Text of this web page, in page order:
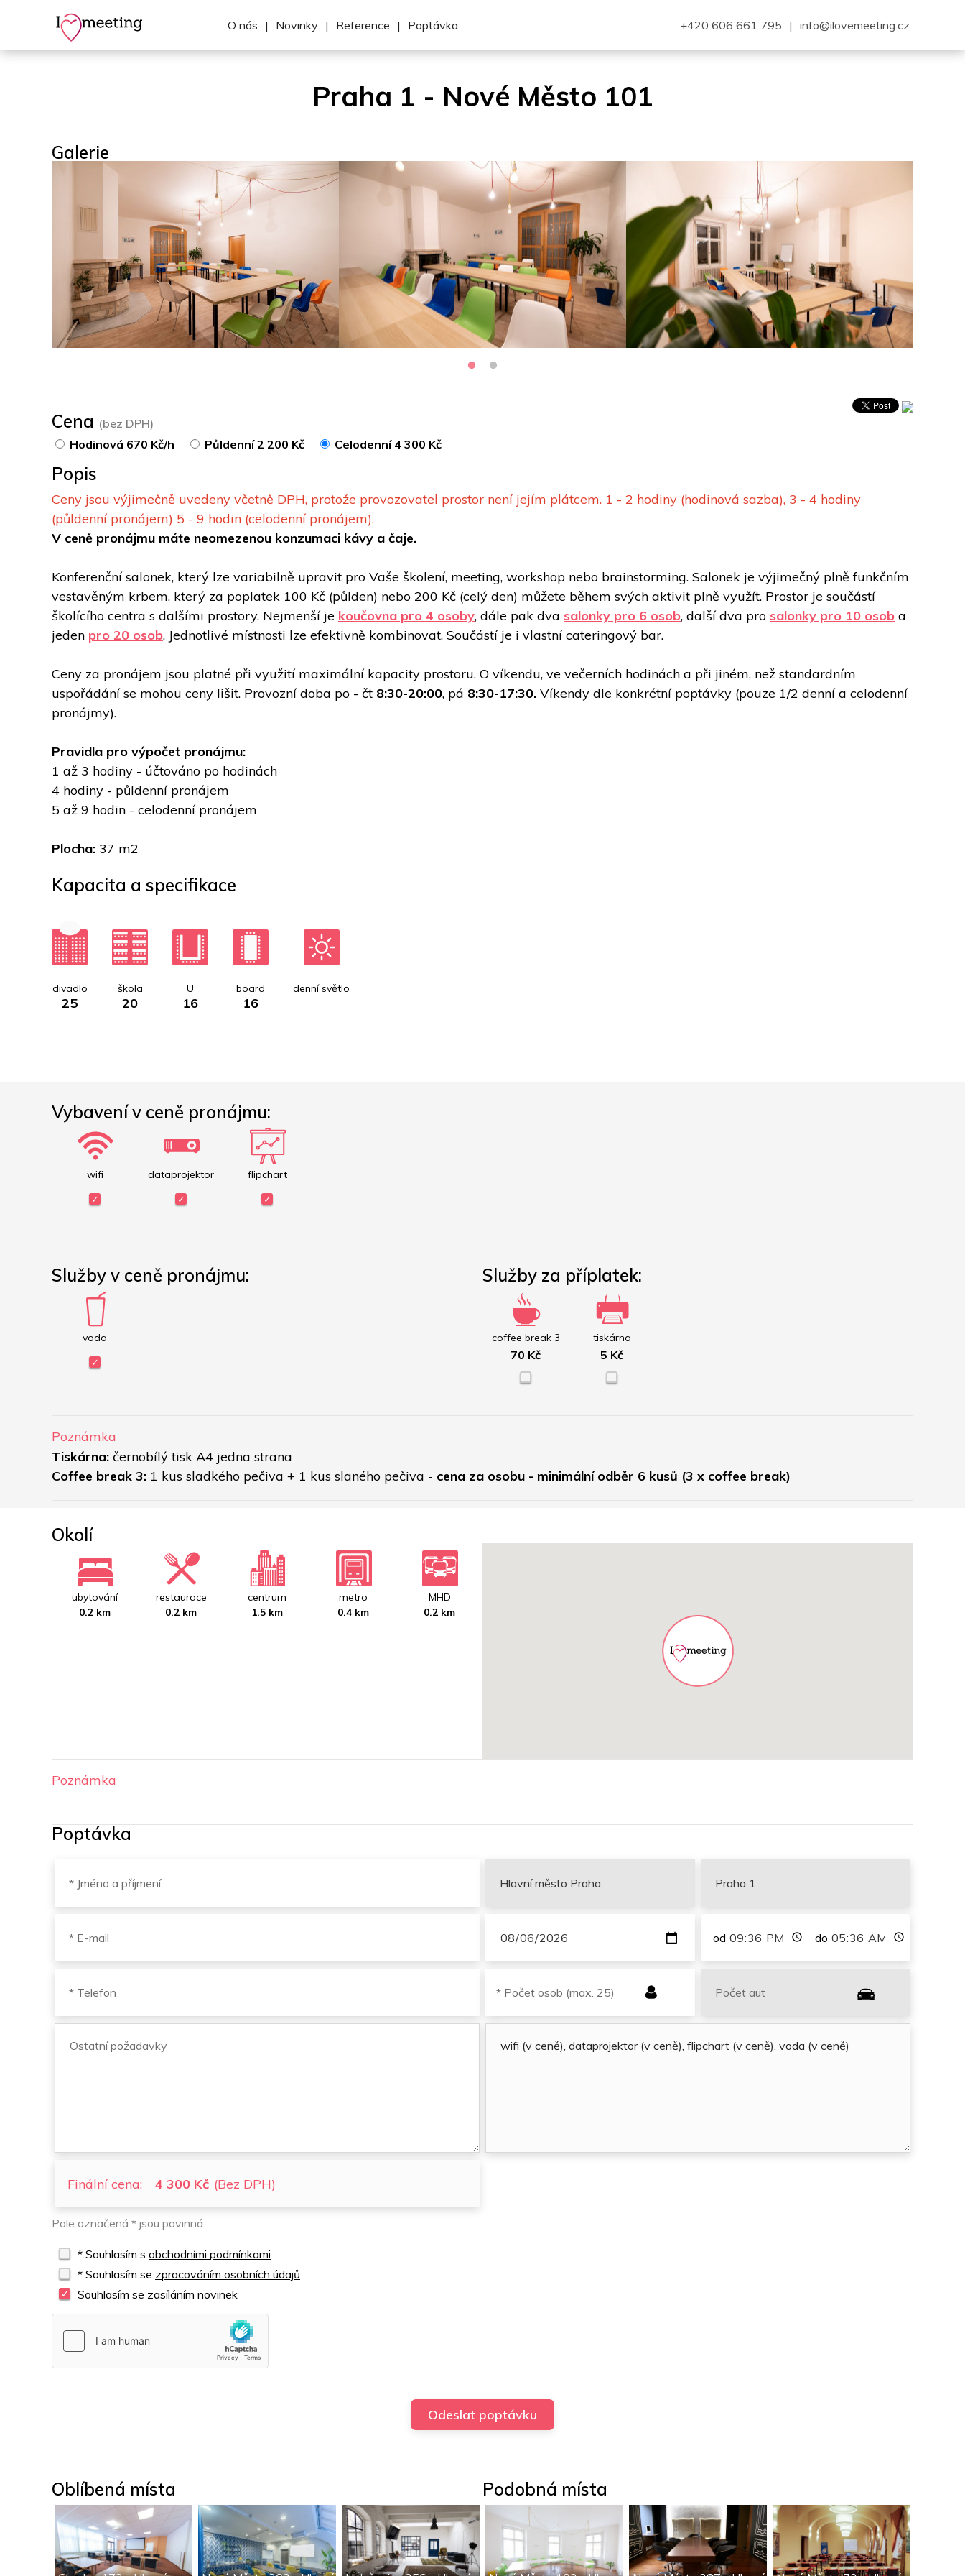
O nás | Novinky | Reference | Poptávka +420 606 661 795 | info@ilovemeeting.cz
Praha 1 - Nové Město 101
Galerie
Cena (bez DPH)
Hodinová 670 Kč/h
Půldenní 2 200 Kč Celodenní 4 300 Kč
Popis
Ceny jsou výjimečně uvedeny včetně DPH, protože provozovatel prostor není jejím plátcem. 1 - 2 hodiny (hodinová sazba), 3 - 4 hodiny
(půldenní pronájem) 5 - 9 hodin (celodenní pronájem).
V ceně pronájmu máte neomezenou konzumaci kávy a čaje.
Konferenční salonek, který lze variabilně upravit pro Vaše školení, meeting, workshop nebo brainstorming. Salonek je výjimečný plně funkčním
vestavěným krbem, který za poplatek 100 Kč (půlden) nebo 200 Kč (celý den) můžete během svých aktivit plně využít. Prostor je součástí
školícího centra s dalšími prostory. Nejmenší je koučovna pro 4 osoby, dále pak dva salonky pro 6 osob, další dva pro salonky pro 10 osob a
jeden pro 20 osob. Jednotlivé místnosti lze efektivně kombinovat. Součástí je i vlastní cateringový bar.
Ceny za pronájem jsou platné při využití maximální kapacity prostoru. O víkendu, ve večerních hodinách a při jiném, než standardním
uspořádání se mohou ceny lišit. Provozní doba po - čt 8:30-20:00, pá 8:30-17:30. Víkendy dle konkrétní poptávky (pouze 1/2 denní a celodenní
pronájmy).
Pravidla pro výpočet pronájmu:
1 až 3 hodiny - účtováno po hodinách
4 hodiny - půldenní pronájem
5 až 9 hodin - celodenní pronájem
Plocha: 37 m2
Kapacita a specifikace
divadlo
25
škola
20
U
16
board
16
denní světlo
Vybavení v ceně pronájmu:
wifi dataprojektor flipchart
Služby v ceně pronájmu:
voda
Služby za příplatek:
coffee break 3
70 Kč
tiskárna
5 Kč
Poznámka
Tiskárna: černobílý tisk A4 jedna strana
Coffee break 3: 1 kus sladkého pečiva + 1 kus slaného pečiva - cena za osobu - minimální odběr 6 kusů (3 x coffee break)
Okolí
ubytování
0.2 km
restaurace
0.2 km
centrum
1.5 km
metro
0.4 km
MHD
0.2 km
Poznámka
Poptávka
od do
Finální cena: 4 300 Kč (Bez DPH)
Pole označená * jsou povinná.
* Souhlasím s obchodními podmínkami
* Souhlasím se zpracováním osobních údajů
Souhlasím se zasíláním novinek
Oblíbená místa Podobná místa